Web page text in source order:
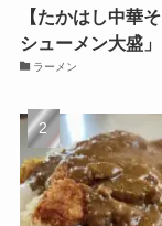
【たかはし中華
シューメン大盛
ラーメン